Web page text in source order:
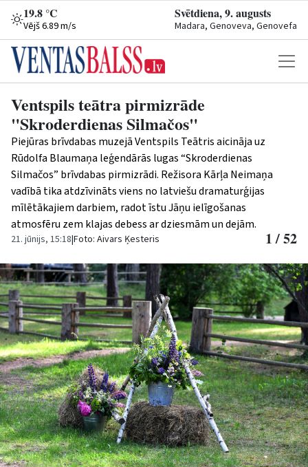
19.8 °C
Vējš 6.89 m/s
Svētdiena, 9. augusts
Madara, Genoveva, Genovefa
Ventspils teātra pirmizrāde
"Skroderdienas Silmačos"
Piejūras brīvdabas muzejā Ventspils Teātris aicināja uz
Rūdolfa Blaumaņa leģendārās lugas “Skroderdienas
Silmačos” brīvdabas pirmizrādi. Režisora Kārļa Neimaņa
vadībā tika atdzīvināts viens no latviešu dramaturģijas
mīlētākajiem darbiem, radot īstu Jāņu ielīgošanas
atmosfēru zem klajas debess ar dziesmām un dejām.
21. jūnijs, 15:18|Foto: Aivars Ķesteris 1 / 52